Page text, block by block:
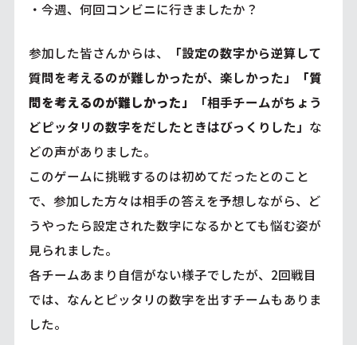
・今週、何回コンビニに行きましたか？
参加した皆さんからは、
「設定の数字から逆算して
質問を考えるのが難しかったが、楽しかった」
「質
問を考えるのが難しかった」
「相手チームがちょう
どピッタリの数字をだしたときはびっくりした」 な
どの声がありました。
このゲームに挑戦するのは初めてだったとのこと
で、参加した方々は相手の答えを予想しながら、ど
うやったら設定された数字になるかとても悩む姿が
見られました。
各チームあまり自信がない様子でしたが、2回戦目
では、なんとピッタリの数字を出すチームもありま
した。